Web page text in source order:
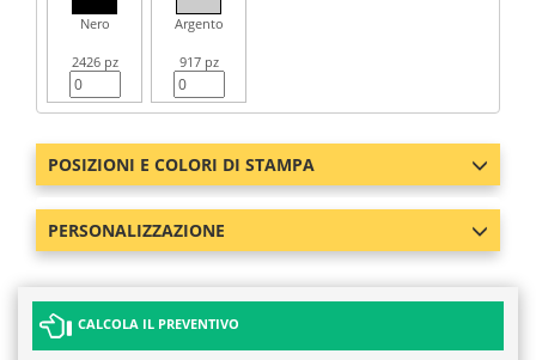
Nero
2426 pz
Argento
917 pz
POSIZIONI E COLORI DI STAMPA
PERSONALIZZAZIONE
CALCOLA IL PREVENTIVO